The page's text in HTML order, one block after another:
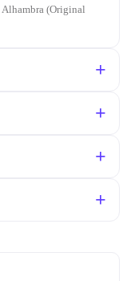
(Original